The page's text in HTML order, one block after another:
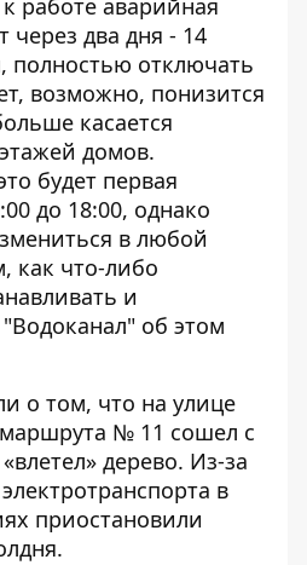
работе аварийная
через два дня - 14
полностью отключать
возможно, понизится
касается
домов.
будет первая
до 18:00, однако
в любой
как что-либо
и
об этом
о том, что на улице
№ 11 сошел с
дерево. Из-за
в
приостановили